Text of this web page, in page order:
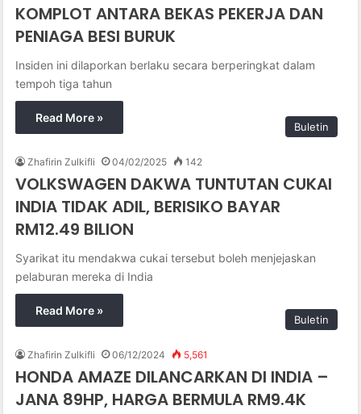
KOMPLOT ANTARA BEKAS PEKERJA DAN
PENIAGA BESI BURUK
Insiden ini dilaporkan berlaku secara berperingkat dalam
tempoh tiga tahun
Read More »
Buletin
Zhafirin Zulkifli 04/02/2025 142
VOLKSWAGEN DAKWA TUNTUTAN CUKAI
INDIA TIDAK ADIL, BERISIKO BAYAR
RM12.49 BILION
Syarikat itu mendakwa cukai tersebut boleh menjejaskan
pelaburan mereka di India
Read More »
Buletin
Zhafirin Zulkifli 06/12/2024 5,561
HONDA AMAZE DILANCARKAN DI INDIA –
JANA 89HP, HARGA BERMULA RM9.4K